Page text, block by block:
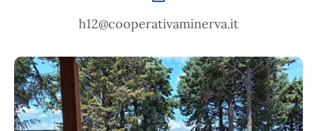
h12@cooperativaminerva.it